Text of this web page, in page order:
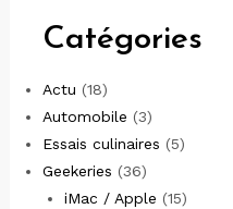
Catégories
Actu (18)
Automobile (3)
Essais culinaires (5)
Geekeries (36)
iMac / Apple (15)